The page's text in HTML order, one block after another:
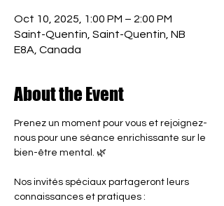
Oct 10, 2025, 1:00 PM – 2:00 PM
Saint-Quentin, Saint-Quentin, NB
E8A, Canada
About the Event
Prenez un moment pour vous et rejoignez-
nous pour une séance enrichissante sur le
bien-être mental. 🌿
Nos invités spéciaux partageront leurs
connaissances et pratiques :